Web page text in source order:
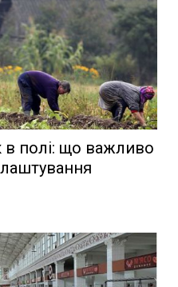
в полі: що важливо